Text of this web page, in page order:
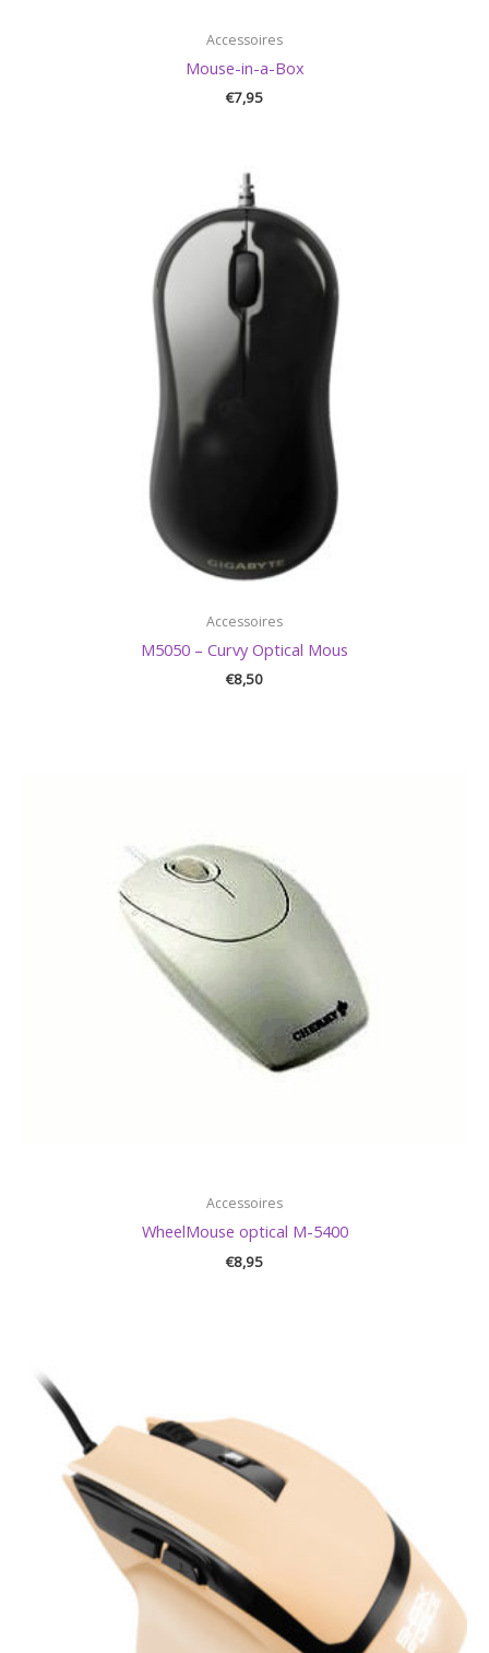
Accessoires
Mouse-in-a-Box
€7,95
Accessoires
M5050 – Curvy Optical Mous
€8,50
Accessoires
WheelMouse optical M-5400
€8,95